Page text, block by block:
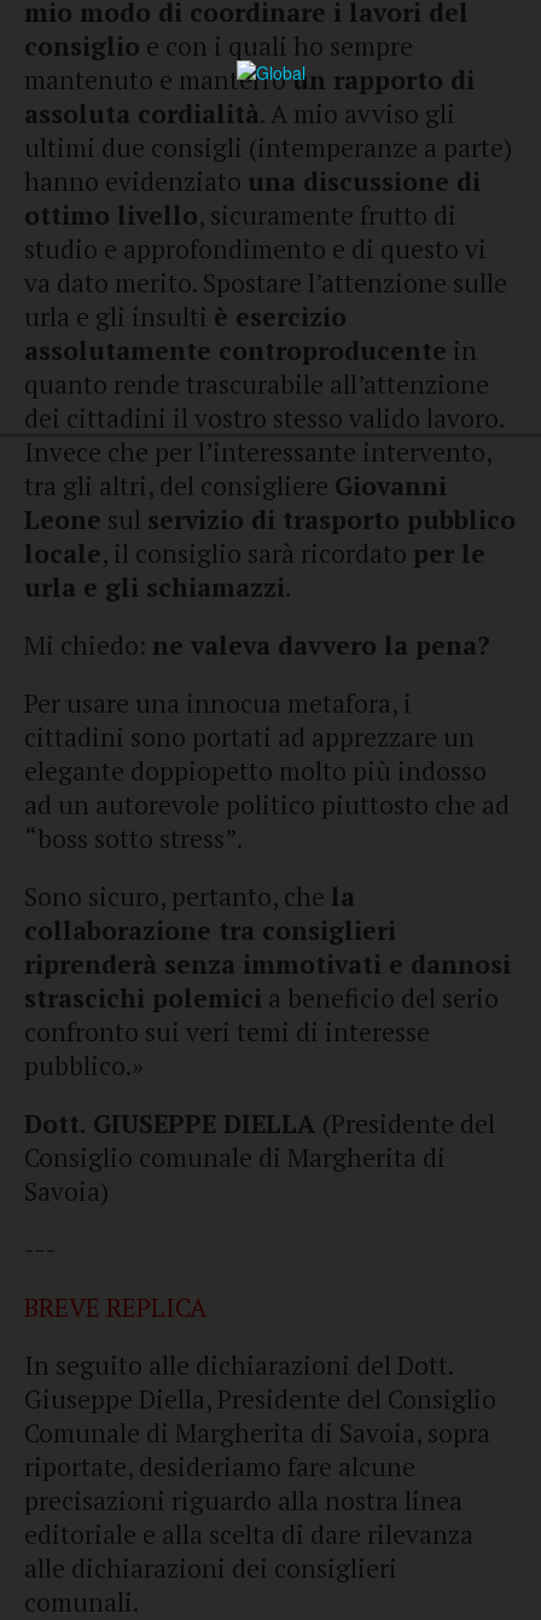
mio modo di coordinare i lavori del
consiglio e con i quali ho sempre
mantenuto e manterròun rapporto di
assoluta cordialità. A mio avviso gli
ultimi due consigli (intemperanze a parte)
hanno evidenziato una discussione di
ottimo livello, sicuramente frutto di
studio e approfondimento e di questo vi
va dato merito. Spostare l’attenzione sulle
urla e gli insulti è esercizio
assolutamente controproducente in
quanto rende trascurabile all’attenzione
dei cittadini il vostro stesso valido lavoro.
Invece che per l’interessante intervento,
tra gli altri, del consigliere Giovanni
Leone sul servizio di trasporto pubblico
locale, il consiglio sarà ricordato per le
urla e gli schiamazzi.
Mi chiedo: ne valeva davvero la pena?
Per usare una innocua metafora, i
cittadini sono portati ad apprezzare un
elegante doppiopetto molto più indosso
ad un autorevole politico piuttosto che ad
“boss sotto stress”.
Sono sicuro, pertanto, che la
collaborazione tra consiglieri
riprenderà senza immotivati e dannosi
strascichi polemici a beneficio del serio
confronto sui veri temi di interesse
pubblico.»
Dott. GIUSEPPE DIELLA (Presidente del
Consiglio comunale di Margherita di
Savoia)
---
BREVE REPLICA
In seguito alle dichiarazioni del Dott.
Giuseppe Diella, Presidente del Consiglio
Comunale di Margherita di Savoia, sopra
riportate, desideriamo fare alcune
precisazioni riguardo alla nostra linea
editoriale e alla scelta di dare rilevanza
alle dichiarazioni dei consiglieri
comunali.